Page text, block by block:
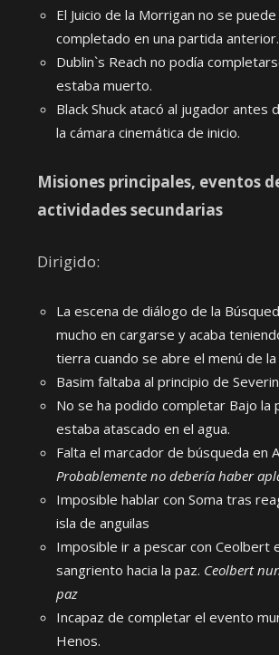
El Juicio de la Morrigan no se
completado en una partida anterior.
Dublin`s Reach no podía
estaba muerto.
Black Shuck atacó al jugador antes
la cámara cinemática de inicio.
Misiones principales, eventos
actividades secundarias
Dirigido:
La escena de diálogo de la
mucho en cargarse y acaba
tierra cuando se abre el menú de la
Basim faltaba al principio de
No se ha podido completar Bajo la
estaba atascado en el agua.
Falta el marcador de búsqueda en
Probablemente no debería haber
Imposible hablar con Soma tras
isla de anguilas
Imposible ir a pescar con Ceolbert
sangriento hacia la paz. Ceolbert
paz
Incapaz de completar el evento
Henos.